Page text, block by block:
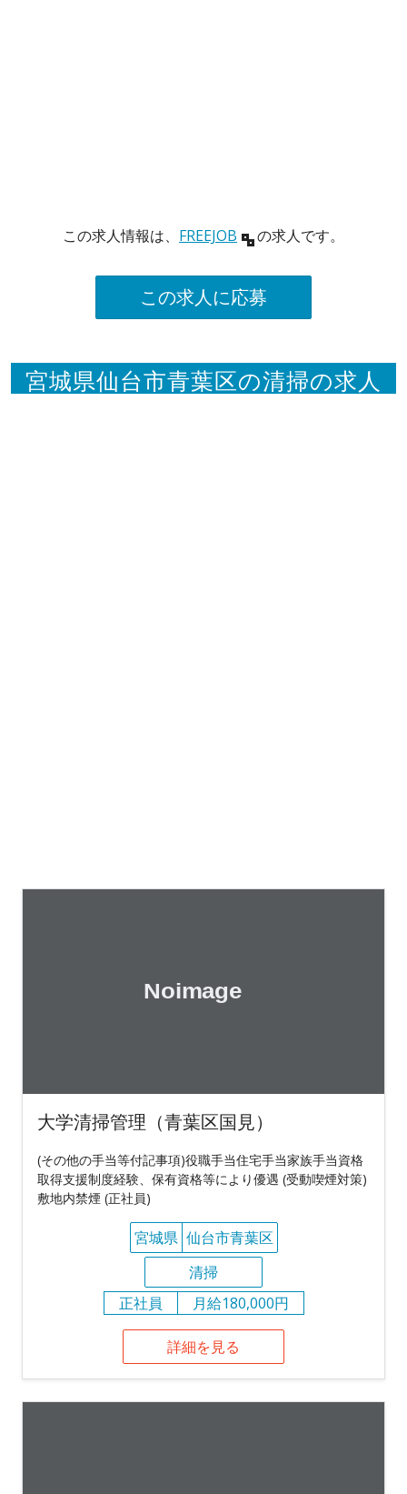
この求人情報は、 FREEJOB の求人です。
この求人に応募
宮城県仙台市青葉区の清掃の求人
大学清掃管理（青葉区国見）
(その他の手当等付記事項)役職手当住宅手当家族手当資格
取得支援制度経験、保有資格等により優遇 (受動喫煙対策)
敷地内禁煙 (正社員)
宮城県 仙台市青葉区
清掃
正社員
月給180,000円
詳細を見る